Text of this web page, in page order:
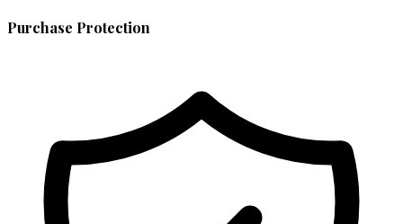
Purchase Protection